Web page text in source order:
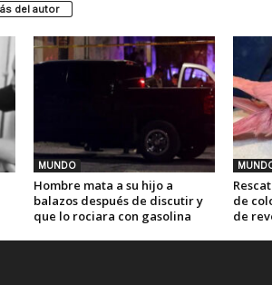
del autor
MUNDO
Hombre mata a su hijo a
balazos después de discutir y
que lo rociara con gasolina
de
de